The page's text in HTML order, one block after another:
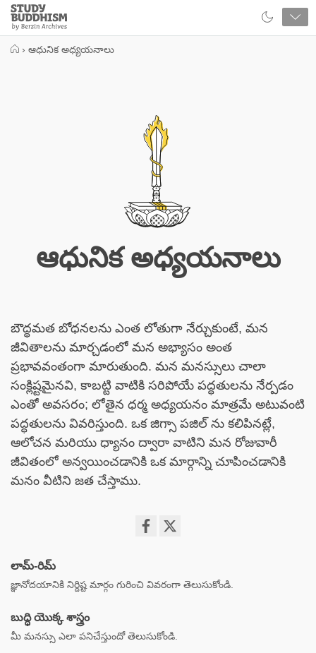
Close
Study
Buddhism
› ఆధునిక అధ్యయనాలు
ఆధునిక అధ్యయనాలు
బౌద్ధమత బోధనలను ఎంత లోతుగా నేర్చుకుంటే, మన
జీవితాలను మార్చడంలో మన అభ్యాసం అంత
ప్రభావవంతంగా మారుతుంది. మన మనస్సులు చాలా
సంక్లిష్టమైనవి, కాబట్టి వాటికి సరిపోయే పద్ధతులను నేర్పడం
ఎంతో అవసరం; లోతైన ధర్మ అధ్యయనం మాత్రమే అటువంటి
పద్ధతులను వివరిస్తుంది. ఒక జిగ్సా పజిల్ ను కలిపినట్లే,
ఆలోచన మరియు ధ్యానం ద్వారా వాటిని మన రోజువారీ
జీవితంలో అన్వయించడానికి ఒక మార్గాన్ని చూపించడానికి
మనం వీటిని జత చేస్తాము.
లామ్-రిమ్
జ్ఞానోదయానికి నిర్దిష్ట మార్గం గురించి వివరంగా తెలుసుకోండి.
బుద్ధి యొక్క శాస్త్రం
మీ మనస్సు ఎలా పనిచేస్తుందో తెలుసుకోండి.